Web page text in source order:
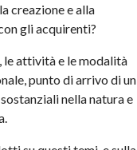
creazione e alla
gli acquirenti?
le attività e le modalità
punto di arrivo di un
nella natura e